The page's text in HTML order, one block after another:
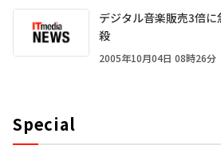
デジタル音楽販売3倍に
殺
2005年10月04日 08時26分
Special